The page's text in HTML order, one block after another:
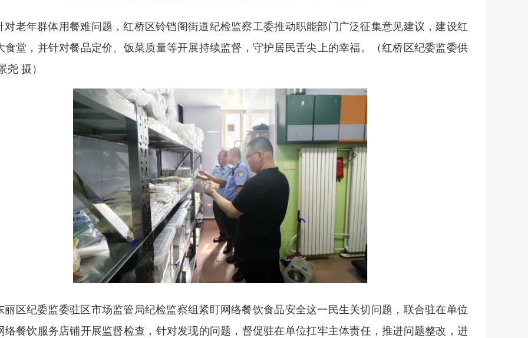
对老年群体用餐难问题，红桥区铃铛阁街道纪检监察工委推动职能部门广泛征集意见建议，建设红
食堂，并针对餐品定价、饭菜质量等开展持续监督，守护居民舌尖上的幸福。
（红桥区纪委监委供
尧 摄）
丽区纪委监委驻区市场监管局纪检监察组紧盯网络餐饮食品安全这一民生关切问题，联合驻在单位
络餐饮服务店铺开展监督检查，针对发现的问题，督促驻在单位扛牢主体责任，推进问题整改，进